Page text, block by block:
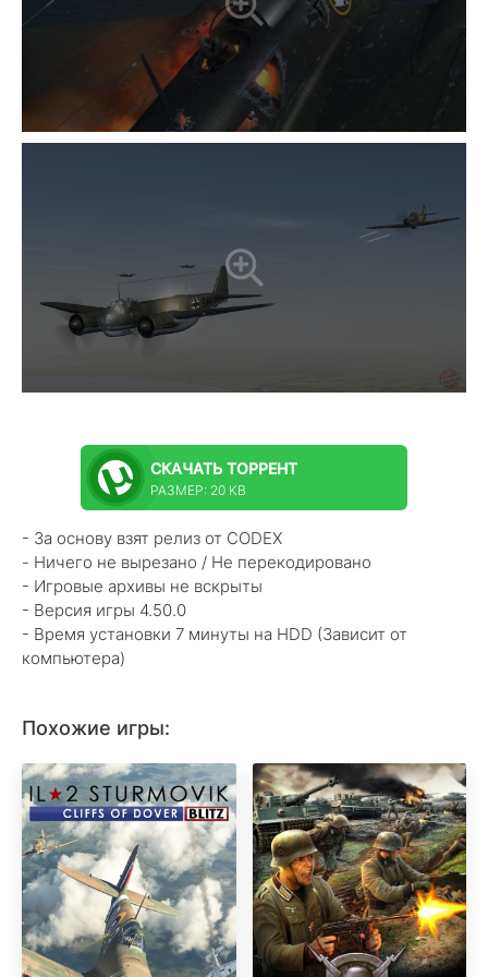
СКАЧАТЬ ТОРРЕНТ
РАЗМЕР: 20 KB
- За основу взят релиз от CODEX
- Ничего не вырезано / Не перекодировано
- Игровые архивы не вскрыты
- Версия игры 4.50.0
- Время установки 7 минуты на HDD (Зависит от
компьютера)
Похожие игры: